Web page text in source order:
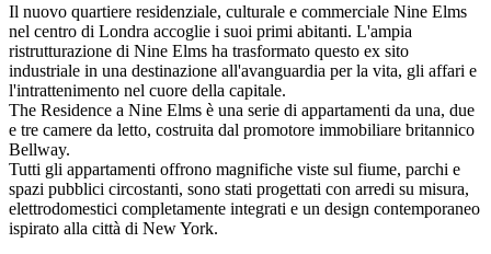
Il nuovo quartiere residenziale, culturale e commerciale Nine Elms
nel centro di Londra accoglie i suoi primi abitanti. L'ampia
ristrutturazione di Nine Elms ha trasformato questo ex sito
industriale in una destinazione all'avanguardia per la vita, gli affari e
l'intrattenimento nel cuore della capitale.
The Residence a Nine Elms è una serie di appartamenti da una, due
e tre camere da letto, costruita dal promotore immobiliare britannico
Bellway.
Tutti gli appartamenti offrono magnifiche viste sul fiume, parchi e
spazi pubblici circostanti, sono stati progettati con arredi su misura,
elettrodomestici completamente integrati e un design contemporaneo
ispirato alla città di New York.